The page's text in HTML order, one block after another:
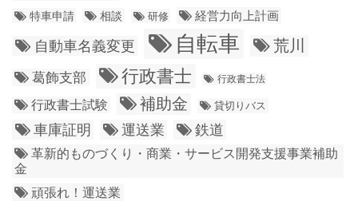
特車申請
相談 研修 経営力向上計画
自動車名義変更 自転車 荒川
葛飾支部 行政書士 行政書士法
行政書士試験 補助金 貸切りバス
車庫証明 運送業 鉄道
革新的ものづくり・商業・サービス開発支援事業補助
金
頑張れ！運送業